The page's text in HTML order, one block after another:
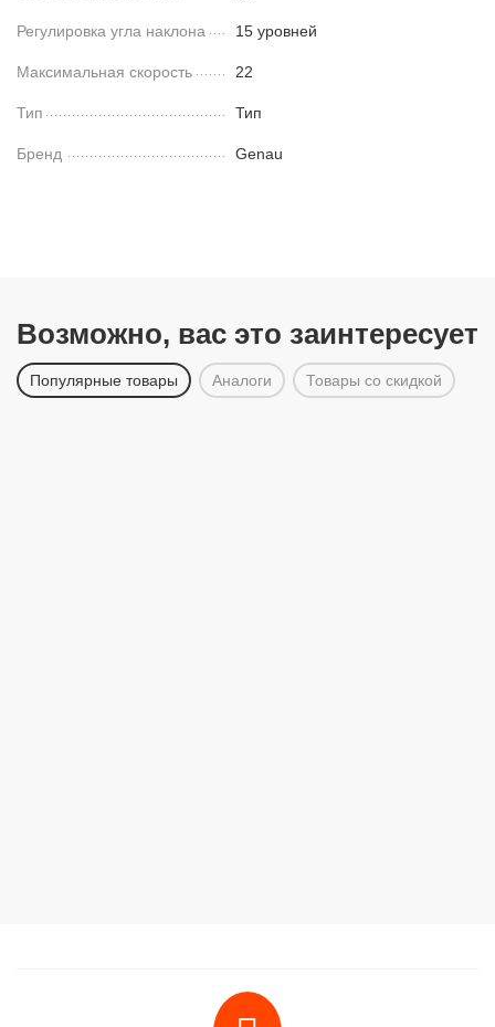
Регулировка угла наклона 15 уровней
Максимальная скорость 22
Тип Тип
Бренд Genau
Возможно, вас это заинтересует
Популярные товары Аналоги Товары со скидкой